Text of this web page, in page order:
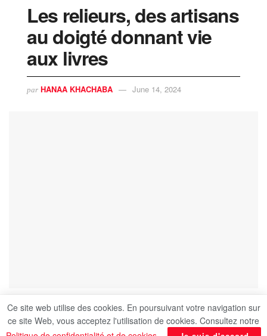
Les relieurs, des artisans
au doigté donnant vie
aux livres
par HANAA KHACHABA June 14, 2024
Ce site web utilise des cookies. En poursuivant votre navigation sur
ce site Web, vous acceptez l'utilisation de cookies. Consultez notre